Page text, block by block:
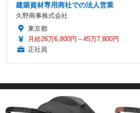
建築資材専用商社での法人営業
久野商事株式会社
東京都
月給26万6,800円～45万7,800円
正社員